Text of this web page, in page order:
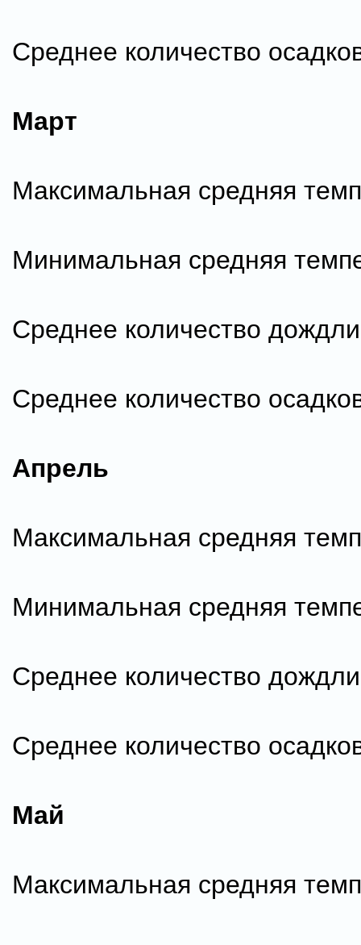
Среднее количество
Март
Максимальная средняя
Минимальная средняя
Среднее количество
Среднее количество
Апрель
Максимальная средняя
Минимальная средняя
Среднее количество
Среднее количество
Май
Максимальная средняя